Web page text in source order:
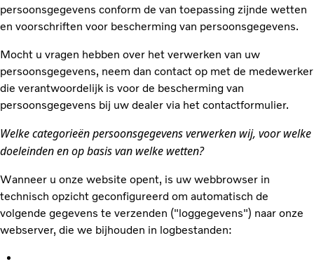
persoonsgegevens conform de van toepassing zijnde wetten
en voorschriften voor bescherming van persoonsgegevens.
Mocht u vragen hebben over het verwerken van uw
persoonsgegevens, neem dan contact op met de medewerker
die verantwoordelijk is voor de bescherming van
persoonsgegevens bij uw dealer via het contactformulier.
Welke categorieën persoonsgegevens verwerken wij, voor welke
doeleinden en op basis van welke wetten?
Wanneer u onze website opent, is uw webbrowser in
technisch opzicht geconfigureerd om automatisch de
volgende gegevens te verzenden ("loggegevens") naar onze
webserver, die we bijhouden in logbestanden: